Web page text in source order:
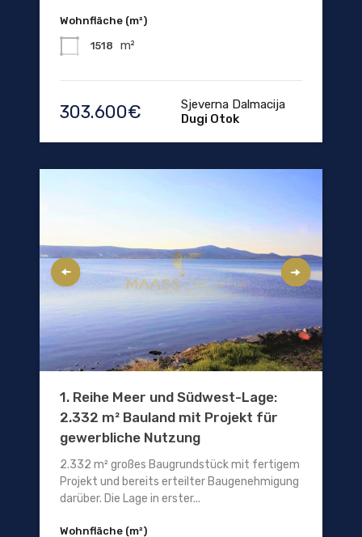
Wohnfläche (m²)
1518 m²
303.600€
Sjeverna Dalmacija
Dugi Otok
1. Reihe Meer und Südwest-Lage:
2.332 m² Bauland mit Projekt für
gewerbliche Nutzung
2.332 m² großes Baugrundstück mit fertigem
Projekt und bereits erteilter Baugenehmigung
darüber. Die Lage in erster...
Wohnfläche (m²)